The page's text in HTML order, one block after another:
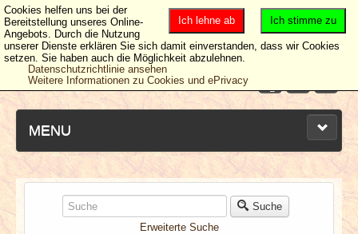
MENU
NEUESTE ARTIKEL
Suche
Erweiterte Suche
Ich stimme zu
Ich lehne ab
Cookies helfen uns bei der
Bereitstellung unseres Online-
Angebots. Durch die Nutzung
unserer Dienste erklären Sie sich damit einverstanden, dass wir Cookies
setzen. Sie haben auch die Möglichkeit abzulehnen.
Datenschutzrichtlinie ansehen
Weitere Informationen zu Cookies und ePrivacy